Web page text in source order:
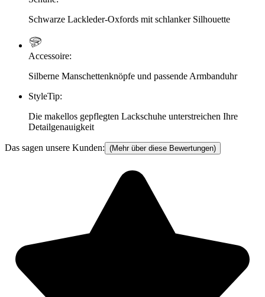
Schwarze Lackleder-Oxfords mit schlanker Silhouette
Accessoire:
Silberne Manschettenknöpfe und passende Armbanduhr
StyleTip:
Die makellos gepflegten Lackschuhe unterstreichen Ihre
Detailgenauigkeit
Das sagen unsere Kunden: (Mehr über diese Bewertungen)